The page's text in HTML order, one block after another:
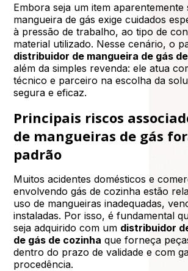
Embora seja um item aparentemente
mangueira de gás exige cuidados
à pressão de trabalho, ao tipo de
material utilizado. Nesse cenário, o
distribuidor de mangueira de gás
além da simples revenda: ele atua
técnico e parceiro na escolha da
segura e eficaz.
Principais riscos
de mangueiras de gás
padrão
Muitos acidentes domésticos e
envolvendo gás de cozinha estão
uso de mangueiras inadequadas,
instaladas. Por isso, é fundamental
seja adquirido com um distribuidor
de gás de cozinha que forneça
dentro do prazo de validade e com
procedência.